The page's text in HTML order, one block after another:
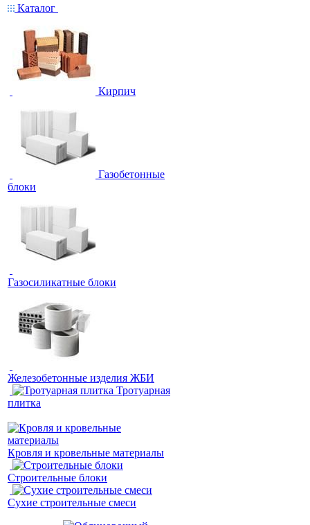
Каталог
Кирпич
Газобетонные
блоки
Газосиликатные блоки
Железобетонные изделия ЖБИ
Тротуарная
плитка
Кровля и кровельные материалы
Строительные блоки
Сухие строительные смеси